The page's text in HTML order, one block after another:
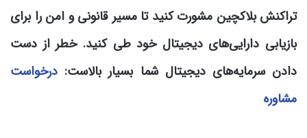
تراکنش بلاکچین مشورت کنید تا مسیر قانونی و امن را برای
بازیابی دارایی‌های دیجیتال خود طی کنید. خطر از دست
دادن سرمایه‌های دیجیتال شما بسیار بالاست: درخواست
مشاوره